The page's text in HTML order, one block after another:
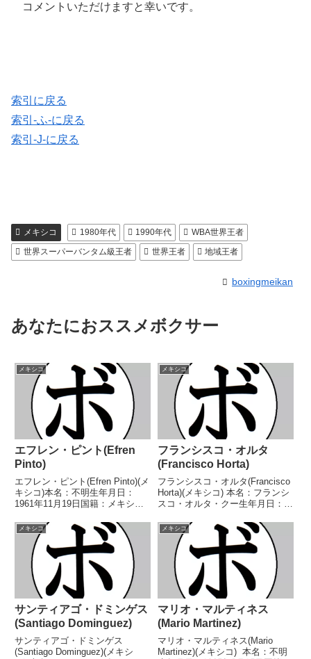
コメントいただけますと幸いです。
索引に戻る
索引-ふ-に戻る
索引-J-に戻る
メキシコ 1980年代 1990年代
WBA世界王者
世界スーパーバンタム級王者
世界王者 地域王者
boxingmeikan
あなたにおススメボクサー
メキシコ
エフレン・ピント(Efren
Pinto)
エフレン・ピント(Efren Pinto)(メ
キシコ)本名：不明生年月日：
1961年11月19日国籍：メキシコ
タイトル】メキシコライトフライ
級王座【戦歴】1980/03/29 ●4R
判定 (採点不明)...
メキシコ
フランシスコ・オルタ
(Francisco Horta)
フランシスコ・オルタ(Francisco
Horta)(メキシコ) 本名：フランシ
スコ・オルタ・クー生年月日：
績：26戦20勝(10KO)5敗1分 【獲
得タイトル】なし 【戦歴】
2011/02/18 ○4...
メキシコ
サンティアゴ・ドミンゲス
(Santiago Dominguez)
サンティアゴ・ドミンゲス
(Santiago Dominguez)(メキシ
メキシコ
マリオ・マルティネス
(Mario Martinez)
マリオ・マルティネス(Mario
Martinez)(メキシコ) 本名：不明